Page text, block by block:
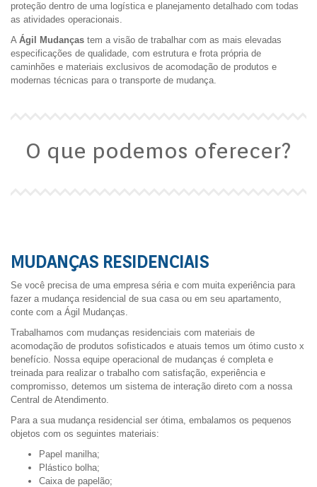
proteção dentro de uma logística e planejamento detalhado com todas
as atividades operacionais.
A Ágil Mudanças tem a visão de trabalhar com as mais elevadas
especificações de qualidade, com estrutura e frota própria de
caminhões e materiais exclusivos de acomodação de produtos e
modernas técnicas para o transporte de mudança.
O que podemos oferecer?
MUDANÇAS RESIDENCIAIS
Se você precisa de uma empresa séria e com muita experiência para
fazer a mudança residencial de sua casa ou em seu apartamento,
conte com a Ágil Mudanças.
Trabalhamos com mudanças residenciais com materiais de
acomodação de produtos sofisticados e atuais temos um ótimo custo x
benefício. Nossa equipe operacional de mudanças é completa e
treinada para realizar o trabalho com satisfação, experiência e
compromisso, detemos um sistema de interação direto com a nossa
Central de Atendimento.
Para a sua mudança residencial ser ótima, embalamos os pequenos
objetos com os seguintes materiais:
Papel manilha;
Plástico bolha;
Caixa de papelão;